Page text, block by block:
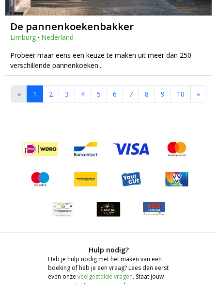
De pannenkoekenbakker
Limburg · Nederland
Probeer maar eens een keuze te maken uit meer dan 250
verschillende pannenkoeken...
« 1 2 3 4 5 6 7 8 9 10 »
Hulp nodig?
Heb je hulp nodig met het maken van een
boeking of heb je een vraag? Lees dan eerst
even onze veelgestelde vragen. Staat jouw